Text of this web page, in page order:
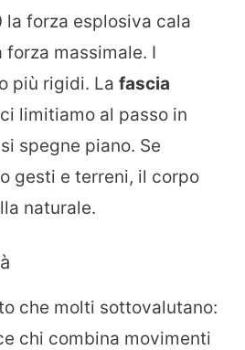
la forza esplosiva cala
massimale. I
più rigidi. La fascia
limitiamo al passo in
spegne piano. Se
gesti e terreni, il corpo
naturale.
che molti sottovalutano:
chi combina movimenti